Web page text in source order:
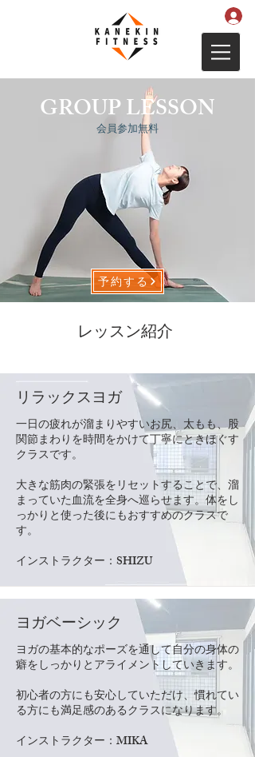
予約する
​会員参加無料
GROUP LESSON
レッスン紹介
リラックスヨガ
一日の疲れが溜まりやすいお尻、太もも、股
関節まわりを時間をかけて丁寧にときほぐす
クラスです。
​大きな筋肉の緊張をリセットすることで、溜
まっていた血流を全身へ巡らせます。体をし
っかりと使った後にもおすすめのクラスで
す。
​インストラクター：SHIZU
ヨガベーシック
ヨガの基本的なポーズを通して自分の身体の
癖をしっかりとアライメントしていきます。
初心者の方にも安心していただけ、慣れてい
る方にも満足感のあるクラスになります。
​インストラクター：MIKA